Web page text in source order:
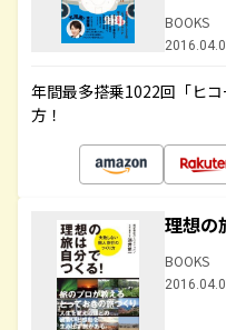
BOOKS
年間最多搭乗1022回「ヒ
方！
理想の
BOOKS